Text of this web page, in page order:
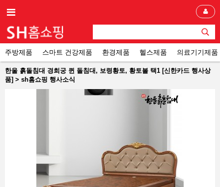
주방제품 스마트 건강제품 환경제품 헬스제품 의료기기제품
한울 흙돌침대 경희궁 퀸 돌침대, 보령황토, 황토볼 택1 [신한카드 행사상
품] > sh홈쇼핑 행사소식